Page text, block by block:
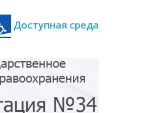
Доступная среда